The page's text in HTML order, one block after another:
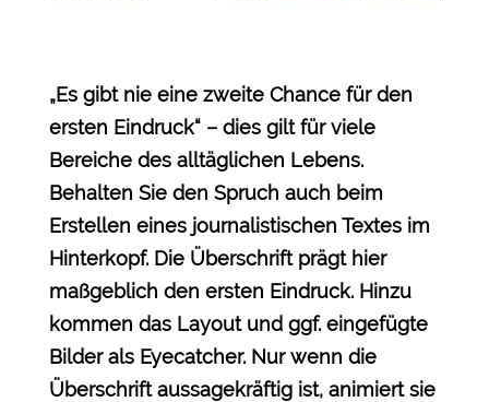
„Es gibt nie eine zweite Chance für den
ersten Eindruck“ – dies gilt für viele
Bereiche des alltäglichen Lebens.
Behalten Sie den Spruch auch beim
Erstellen eines journalistischen Textes im
Hinterkopf. Die Überschrift prägt hier
maßgeblich den ersten Eindruck. Hinzu
kommen das Layout und ggf. eingefügte
Bilder als Eyecatcher. Nur wenn die
Überschrift aussagekräftig ist, animiert sie